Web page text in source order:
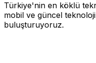
Türkiye'nin en köklü
mobil ve güncel teknoloji
buluşturuyoruz.